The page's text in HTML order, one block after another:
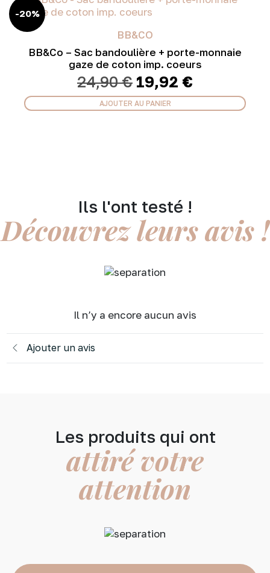
-20%
BB&CO
BB&Co – Sac bandoulière + porte-monnaie
gaze de coton imp. coeurs
24,90€ Le
prix
initial
19,92 €
prix
actuel
AJOUTER AU PANIER
Ils l'ont testé !
Découvrez leurs avis !
Il n’y a encore aucun avis
Ajouter un avis
Les produits qui ont
attiré votre
attention